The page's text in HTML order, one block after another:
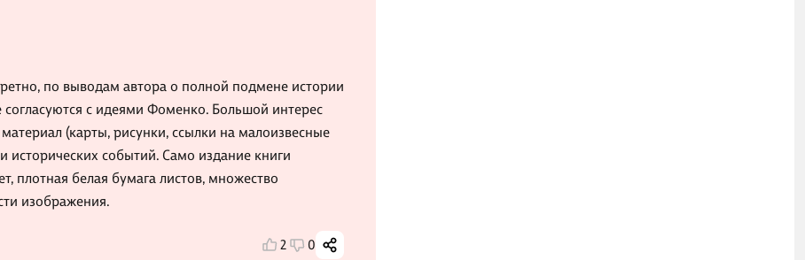
по выводам автора о полной подмене истории
с идеями Фоменко. Большой интерес
(карты, рисунки, ссылки на малоизвесные
исторических событий. Само издание книги
плотная белая бумага листов, множество
изображения.
2 0